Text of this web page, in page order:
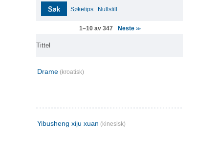
Søk Søketips Nullstill
1–10 av 347 Neste >>
Tittel
Drame (kroatisk)
Yibusheng xiju xuan (kinesisk)